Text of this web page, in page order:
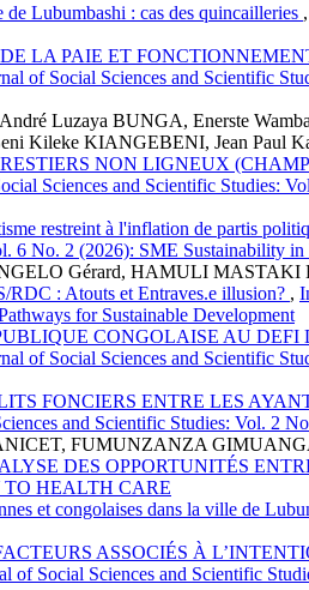
Lubumbashi : cas des quincailleries ,
LA PAIE ET
of Social Sciences and Scientific
Luzaya BUNGA, Enerste
Kileke KIANGEBENI, Jean Paul
NON LIGNEUX
Sciences and Scientific Studies:
restreint à l'inflation de partis
6 No. 2 (2026): SME Sustainability
Gérard, HAMULI MASTAKI
RDC : Atouts et Entraves.e illusion? ,
for Sustainable Development
CONGOLAISE AU
of Social Sciences and Scientific
FONCIERS ENTRE LES
and Scientific Studies: Vol. 2
FUMUNZANZA
DES OPPORTUNITÉS
TO HEALTH CARE
et congolaises dans la ville de
ASSOCIÉS À
of Social Sciences and Scientific